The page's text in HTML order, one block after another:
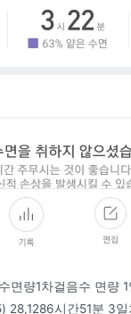
면량1차걸음수 면량
28,1286시간51분 3